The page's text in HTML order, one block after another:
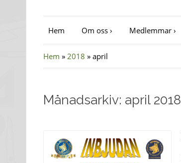
Hem Om oss › Medlemmar ›
Hem » 2018 » april
Månadsarkiv: april 2018